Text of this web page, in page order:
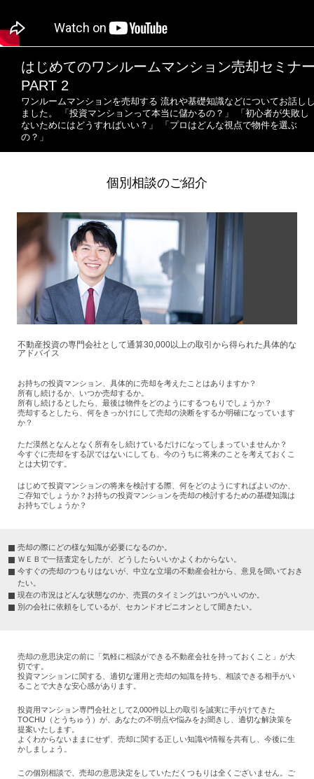
はじめてのワンルームマンション売却セミナ
PART 2
ワンルームマンションを売却する 流れや基礎知識などについてお話し
ました。
「投資マンションって本当に儲かるの？」
「初心者が失敗し
ないためにはどうすればいい？」
「プロはどんな視点で物件を選ぶ
の？」
個別相談のご紹介
不動産投資の専門会社として通算30,000以上の取引から得られた具体的な
アドバイス
お持ちの投資マンション、具体的に売却を考えたことはありますか？
所有し続けるか、いつか売却するか。
所有し続けるとしたら、最後は物件をどのようにするつもりでしょうか？
売却するとしたら、何をきっかけにして売却の決断をするか明確になっています
か？
ただ漠然となんとなく所有をし続けているだけになってしまっていませんか？
今すぐに売却をする訳ではないにしても、今のうちに将来のことを考えておくこ
とは大切です。
はじめて投資マンションの将来を検討する際、何をどのようにすればよいのか、
ご存知でしょうか？お持ちの投資マンションを売却の検討するための基礎知識は
お持ちでしょうか？
売却の際にどの様な知識が必要になるのか。
ＷＥＢで一括査定をしたが、どうしたらいいかよくわからない。
今すぐの売却のつもりはないが、中立な立場の不動産会社から、意見を聞いておき
たい。
現在の市況はどんな状態なのか、売買のタイミングはいつがいいのか。
別の会社に依頼をしているが、セカンドオピニオンとして聞きたい。
売却の意思決定の前に「気軽に相談ができる不動産会社を持っておくこと」が大
切です。
投資マンションに関する、適切な運用と売却の知識を持ち、相談できる相手がい
ることで大きな安心感があります。
投資用マンション専門会社として2,000件以上の取引を誠実に手がけてきた
TOCHU（とうちゅう）が、あなたの不明点や悩みをお聞きし、適切な解決策を
提案いたします。
よくわからないままにせず、売却に関する正しい知識や情報を共有し、今後に生
かしましょう。
この個別相談で、売却の意思決定をしていただくつもりは全くございません。ご